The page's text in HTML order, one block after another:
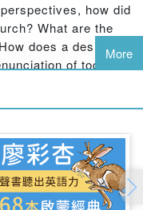
how did
What are the
does a desire for
of today's
the ends of the
Spadaro, SJ,
approach. Spadaro
documents, and
references to
More